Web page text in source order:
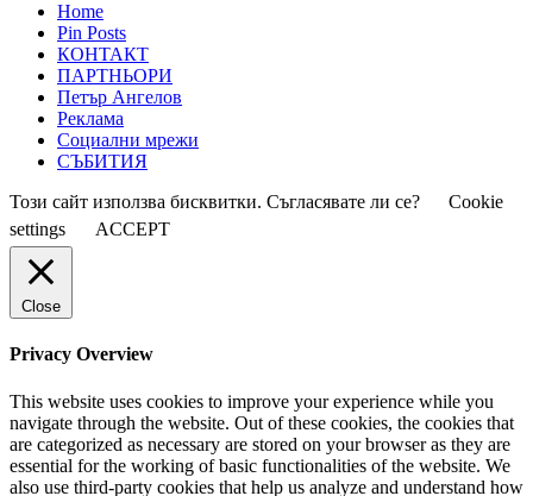
Home
Pin Posts
КОНТАКТ
ПАРТНЬОРИ
Петър Ангелов
Реклама
Социални мрежи
СЪБИТИЯ
Този сайт използва бисквитки. Съгласявате ли се?
Cookie
settings
ACCEPT
Close
Privacy Overview
This website uses cookies to improve your experience while you
navigate through the website. Out of these cookies, the cookies that
are categorized as necessary are stored on your browser as they are
essential for the working of basic functionalities of the website. We
also use third-party cookies that help us analyze and understand how